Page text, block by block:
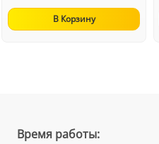
В Корзину
Время работы: